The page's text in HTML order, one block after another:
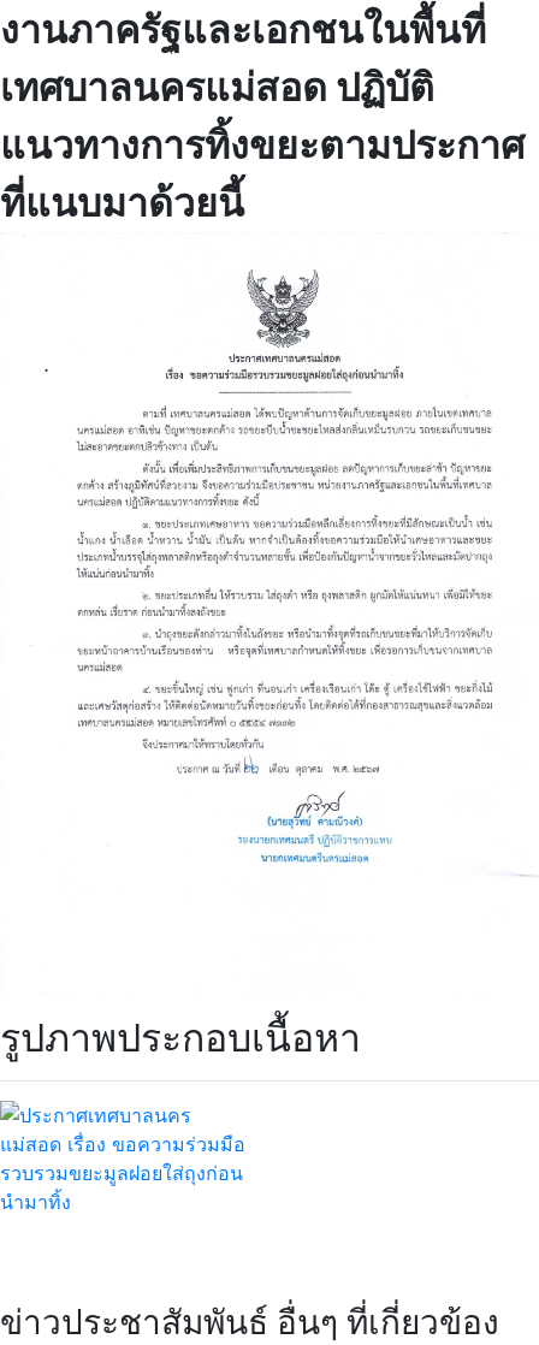
งานภาครัฐและเอกชนในพื้นที่
เทศบาลนครแม่สอด ปฏิบัติ
แนวทางการทิ้งขยะตามประกาศ
ที่แนบมาด้วยนี้
รูปภาพประกอบเนื้อหา
ข่าวประชาสัมพันธ์ อื่นๆ ที่เกี่ยวข้อง